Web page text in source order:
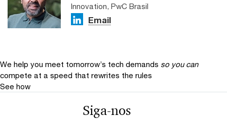
Innovation, PwC Brasil
Email
We help you meet tomorrow’s tech demands so you can
compete at a speed that rewrites the rules
See how
Siga-nos